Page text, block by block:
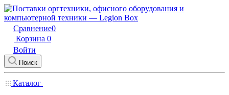
Сравнение0
Корзина 0
Войти
Поиск
Каталог